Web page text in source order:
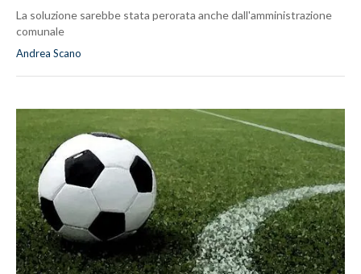
La soluzione sarebbe stata perorata anche dall'amministrazione
comunale
Andrea Scano